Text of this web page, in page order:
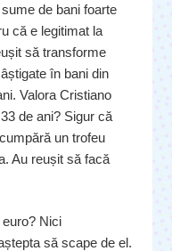
de bani foarte
că e legitimat la
să transforme
în bani din
Valora Cristiano
de ani? Sigur că
un trofeu
Au reușit să facă
euro? Nici
să scape de el.